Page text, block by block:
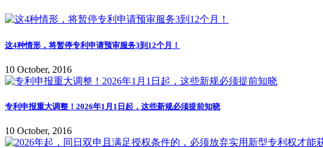
这4种情形，将暂停专利申请预审服务3到12个月！
10 October, 2016
专利申报重大调整！2026年1月1日起，这些新规必须提前知晓
10 October, 2016